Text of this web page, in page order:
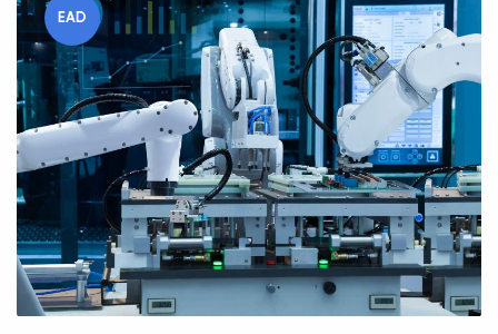
EAD